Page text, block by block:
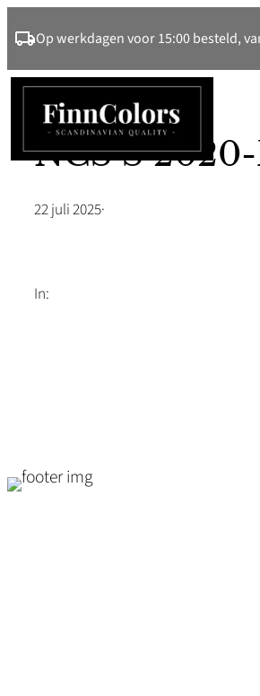
naar
de
inhoud
Op werkdagen voor 15:00 besteld,
NCS S
22 juli 2025·
In: